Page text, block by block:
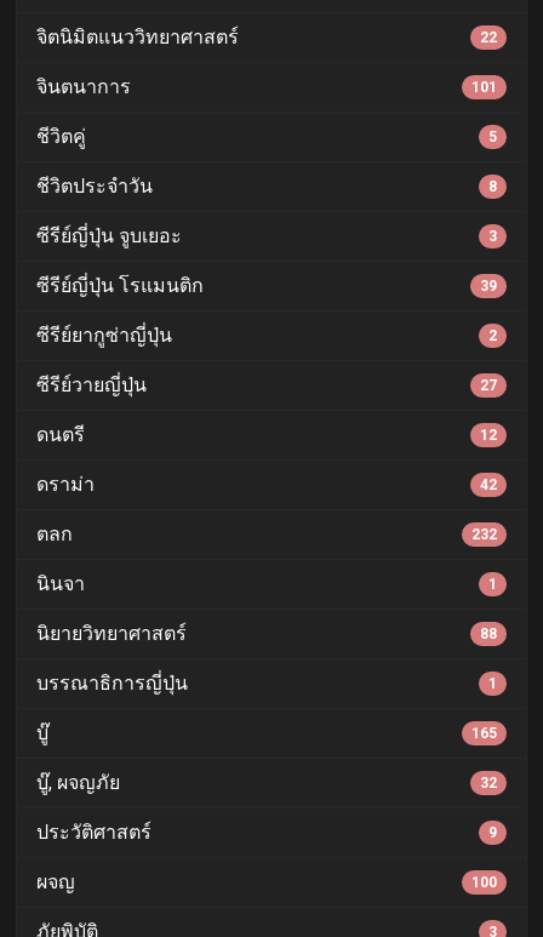
จิตนิมิตแนววิทยาศาสตร์ 22
จินตนาการ 101
ชีวิตคู่ 5
ชีวิตประจำวัน 8
ซีรีย์ญี่ปุ่น จูบเยอะ 3
ซีรีย์ญี่ปุ่น โรแมนติก 39
ซีรีย์ยากูซ่าญี่ปุ่น 2
ซีรีย์วายญี่ปุ่น 27
ดนตรี 12
ดราม่า 42
ตลก 232
นินจา 1
นิยายวิทยาศาสตร์ 88
บรรณาธิการญี่ปุ่น 1
บู๊ 165
บู๊, ผจญภัย 32
ประวัติศาสตร์ 9
ผจญ 100
ภัยพิบัติ 3